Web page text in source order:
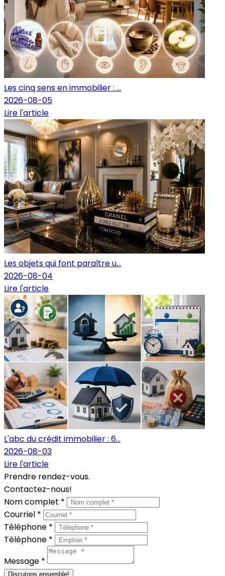
Les cinq sens en immobilier : ...
2026-08-05
Lire l'article
Les objets qui font paraître u...
2026-08-04
Lire l'article
L'abc du crédit immobilier : 6...
2026-08-03
Lire l'article
Prendre rendez-vous.
Contactez-nous!
Nom complet *
Courriel *
Téléphone *
Téléphone *
Message *
Discutons ensemble!